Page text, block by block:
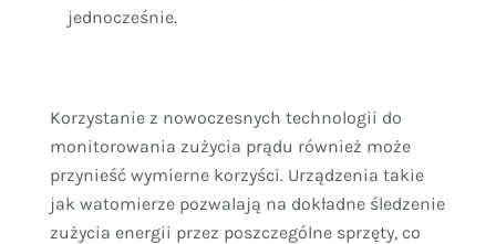
jednocześnie.
Korzystanie z nowoczesnych technologii do
monitorowania zużycia prądu również może
przynieść wymierne korzyści. Urządzenia takie
jak watomierze pozwalają na dokładne śledzenie
zużycia energii przez poszczególne sprzęty, co